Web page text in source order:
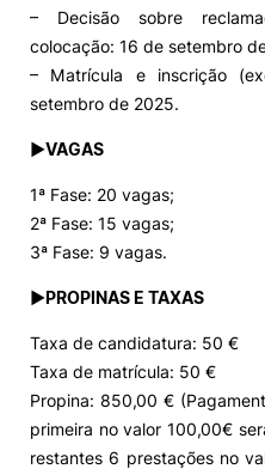
– Decisão sobre
colocação: 16 de setembro
– Matrícula e inscrição
setembro de 2025.
►VAGAS
1ª Fase: 20 vagas;
2ª Fase: 15 vagas;
3ª Fase: 9 vagas.
►PROPINAS E TAXAS
Taxa de candidatura: 50 €
Taxa de matrícula: 50 €
Propina: 850,00 €
primeira no valor 100,00€
restantes 6 prestações no